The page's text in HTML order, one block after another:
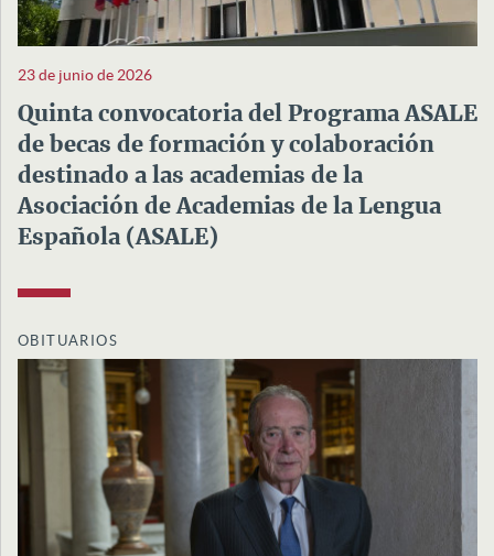
23 de junio de 2026
Quinta convocatoria del Programa ASALE
de becas de formación y colaboración
destinado a las academias de la
Asociación de Academias de la Lengua
Española (ASALE)
OBITUARIOS